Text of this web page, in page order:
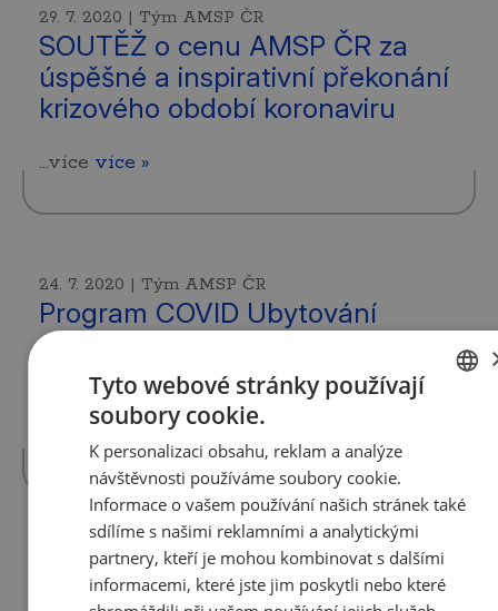
29. 7. 2020 | Tým AMSP ČR
SOUTĚŽ o cenu AMSP ČR za
úspěšné a inspirativní překonání
krizového období koronaviru
...více více »
24. 7. 2020 | Tým AMSP ČR
Program COVID Ubytování
MMR, které pomáhají občanům a
podnikatelům v boji proti dopadům
koronavirové…
více »
24. 7. 2020 | Tým AMSP ČR
Kompenzační bonus pro
Tyto webové stránky používají
soubory cookie.
K personalizaci obsahu, reklam a analýze
návštěvnosti používáme soubory cookie.
Informace o vašem používání našich stránek také
sdílíme s našimi reklamními a analytickými
partnery, kteří je mohou kombinovat s dalšími
informacemi, které jste jim poskytli nebo které